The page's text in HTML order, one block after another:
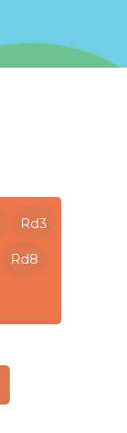
Rd3
Rd8